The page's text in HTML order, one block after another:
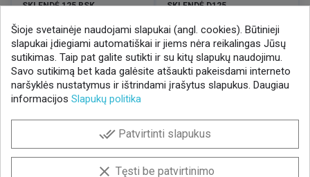
SKLENDĖ 125 RSK
Kaina
5,33 € / VNT
SKLENDĖ D125
Kaina
8,73 € / VNT
Gaukite geriausius pasiūlymus!
Prenumeruokite naujienlaiškį ir visada sužinokite
Šioje svetainėje naudojami slapukai (angl. cookies). Būtinieji
slapukai įdiegiami automatiškai ir jiems nėra reikalingas Jūsų
sutikimas. Taip pat galite sutikti ir su kitų slapukų naudojimu.
Savo sutikimą bet kada galėsite atšaukti pakeisdami interneto
naršyklės nustatymus ir ištrindami įrašytus slapukus. Daugiau
informacijos Slapukų politika
done_all Patvirtinti slapukus
clear Tęsti be patvirtinimo